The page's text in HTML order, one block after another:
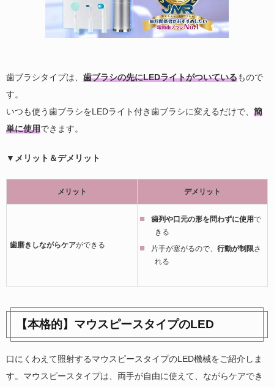
歯ブラシタイプは、 歯ブラシの先にLEDライトがついているもので
す。
いつも使う歯ブラシをLEDライト付き歯ブラシに変えるだけで、 簡
単に使用できます。
▼メリット＆デメリット
メリット デメリット
歯磨きしながらケアができる
歯列や口元の形を問わずに使用で
きる
片手が塞がるので、 行動が制限さ
れる
【本格的】マウスピースタイプのLED
口にくわえて照射するマウスピースタイプのLED機械をご紹介しま
す。マウスピースタイプは、両手が自由に使えて、ながらケアでき